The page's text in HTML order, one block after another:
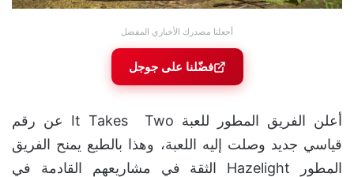
أجعلنا مصدرك الأخباري المفضل
فضّلنا على جوجل
أعلن الفريق المطور للعبة It Takes Two عن رقم
قياسي جديد وصلت إليه اللعبة، وهذا بالطبع يمنح الفريق
المطور Hazelight الثقة في مشاريعهم القادمة في